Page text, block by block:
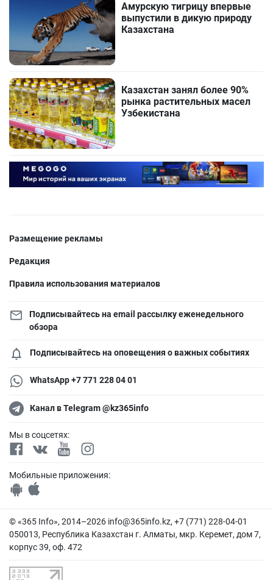
Амурскую тигрицу впервые
выпустили в дикую природу
Казахстана
Казахстан занял более 90%
рынка растительных масел
Узбекистана
Размещение рекламы
Редакция
Правила использования материалов
Подписывайтесь на email рассылку еженедельного
обзора
Подписывайтесь на оповещения о важных событиях
WhatsApp +7 771 228 04 01
Канал в Telegram @kz365info
Мы в соцсетях:
Мобильные приложения:
© «365 Info», 2014–2026 info@365info.kz, +7 (771) 228-04-01
050013, Республика Казахстан г. Алматы, мкр. Керемет, дом 7,
корпус 39, оф. 472